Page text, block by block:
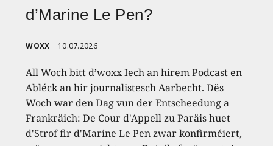
d’Marine Le Pen?
WOXX 10.07.2026
All Woch bitt d’woxx Iech an hirem Podcast en
Abléck an hir journalistesch Aarbecht. Dës
Woch war den Dag vun der Entscheedung a
Frankräich: De Cour d'Appell zu Paräis huet
d'Strof fir d'Marine Le Pen zwar konfirméiert,